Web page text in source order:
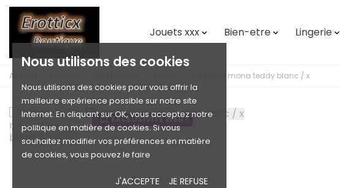
Nous utilisons des cookies
Nous utilisons des cookies pour vous offrir la
meilleure expérience possible sur notre site
Internet. En cliquant sur OK, vous acceptez notre
politique en matière de cookies. Si vous
souhaitez modifier vos préférences en matière
de cookies, vous pouvez le faire
J'ACCEPTE
JE REFUSE
Jouets xxx Bien-etre Lingerie
Accueil I-seduce mona teddy blanc / x
EXCLUSIVITÉ WEB !